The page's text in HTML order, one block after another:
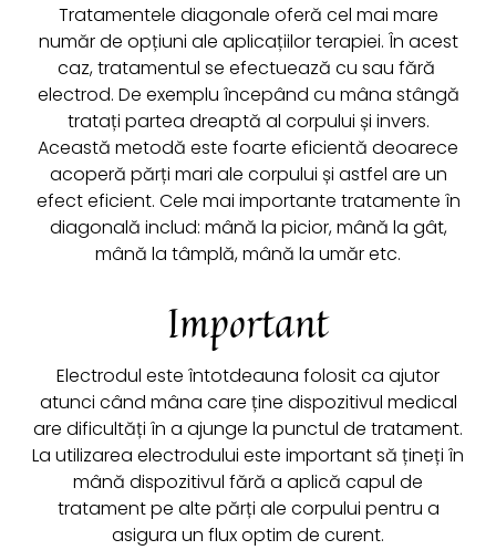
Tratamentele diagonale oferă cel mai mare
număr de opțiuni ale aplicațiilor terapiei. În acest
caz, tratamentul se efectuează cu sau fără ​
electrod. De exemplu începând cu mâna stângă
tratați partea dreaptă al corpului și invers.
Această metodă este foarte eficientă deoarece
acoperă părți mari ale corpului și astfel are un
efect eficient. Cele mai importante tratamente în
diagonală includ: mână la picior, mână la gât,
mână la tâmplă, mână la umăr etc.
Important
Electrodul este întotdeauna folosit ca ajutor
atunci când mâna care ține dispozitivul medical
are dificultăți în a ajunge la punctul de tratament.
La utilizarea ​electrodului este important să țineți în
mână dispozitivul fără a aplică capul de
tratament pe alte părți ale corpului pentru a
asigura un flux optim de curent.